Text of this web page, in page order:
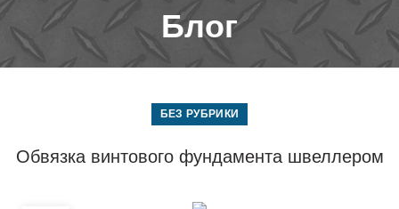
Блог
БЕЗ РУБРИКИ
Обвязка винтового фундамента швеллером